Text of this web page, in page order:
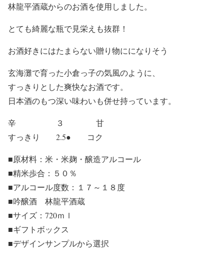
林龍平酒蔵からのお酒を使用しました。
とても綺麗な瓶で見栄えも抜群！
お酒好きにはたまらない贈り物にになりそう
玄海灘で育った小倉っ子の気風のように、
すっきりとした爽快なお酒です。
日本酒のもつ深い味わいも併せ持っています。
辛 ３ 甘
すっきり 2.5● コク
■原材料：米・米麹・醸造アルコール
■精米歩合：５０％
■アルコール度数：１７～１８度
■吟醸酒 林龍平酒蔵
■サイズ：720ｍｌ
■ギフトボックス
■デザインサンプルから選択